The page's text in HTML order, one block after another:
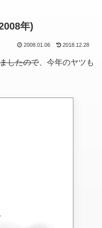
年)
2008.01.06 2018.12.28
したので 、今年のヤツも